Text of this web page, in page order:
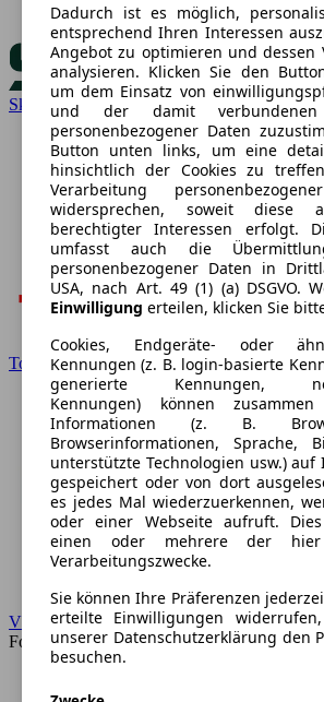
Skoda
Toyota
VW
Forum
Dadurch ist es möglich,
entsprechend Ihren Interessen
Angebot zu optimieren und dessen
analysieren. Klicken Sie den
um dem Einsatz von
und der damit verbundenen
personenbezogener Daten
Button unten links, um eine
hinsichtlich der Cookies zu
Verarbeitung
widersprechen, soweit diese
berechtigter Interessen erfolgt.
umfasst auch die
personenbezogener Daten in
USA, nach Art. 49 (1) (a) DSGVO.
Einwilligung erteilen, klicken Sie
Cookies, Endgeräte- oder
Kennungen (z. B. login-basierte
generierte Kennungen,
Kennungen) können
Informationen (z. B.
Browserinformationen, Sprache,
unterstützte Technologien usw.) auf
gespeichert oder von dort
es jedes Mal wiederzuerkennen,
oder einer Webseite aufruft.
einen oder mehrere der hier
Verarbeitungszwecke.
Sie können Ihre Präferenzen
erteilte Einwilligungen
unserer Datenschutzerklärung den
besuchen.